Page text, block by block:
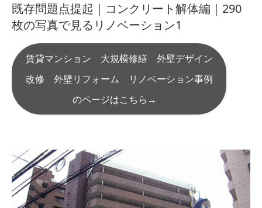
既存問題点提起｜コンクリート解体編｜290
枚の写真で見るリノベーション1
賃貸マンション 大規模修繕 外壁デザイン
改修 外壁リフォーム リノベーション事例
のページはこちら→